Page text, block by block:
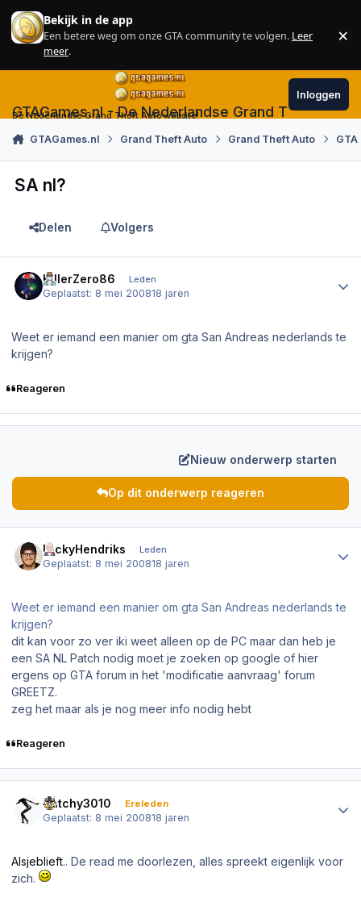
Skip to content
Bekijk in de app
Een betere weg om onze GTA community te volgen. Leer
meer.
×
GTAGames.nl - De Nederlandse Grand Theft Auto
De Nederlandse Grand Theft Auto website!
Inloggen
GTAGames.nl Grand Theft Auto Grand Theft Auto
SA nl?
Delen Volgers
KillerZero86 Leden
Geplaatst: 8 mei 200818 jaren
Weet er iemand een manier om gta San Andreas nederlands te
krijgen?
Reageren
Nieuw onderwerp starten
Op dit onderwerp reageren
NickyHendriks Leden
Geplaatst: 8 mei 200818 jaren
Weet er iemand een manier om gta San Andreas nederlands te
krijgen?
dit kan voor zo ver iki weet alleen op de PC maar dan heb je
een SA NL Patch nodig moet je zoeken op google of hier
ergens op GTA forum in het 'modificatie aanvraag' forum
GREETZ.
zeg het maar als je nog meer info nodig hebt
Reageren
Dutchy3010 Ereleden
Geplaatst: 8 mei 200818 jaren
Alsjeblieft.. De read me doorlezen, alles spreekt eigenlijk voor
zich.